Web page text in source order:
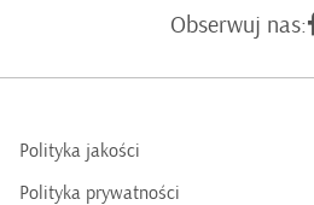
Obserwuj nas:
Polityka jakości
Polityka prywatności